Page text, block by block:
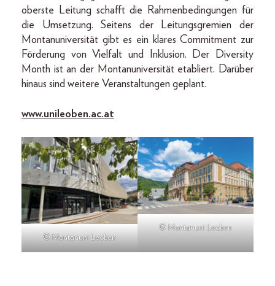
oberste Leitung schafft die Rahmenbedingungen für
die Umsetzung. Seitens der Leitungsgremien der
Montanuniversität gibt es ein klares Commitment zur
Förderung von Vielfalt und Inklusion. Der Diversity
Month ist an der Montanuniversität etabliert. Darüber
hinaus sind weitere Veranstaltungen geplant.
www.unileoben.ac.at
© Montanuni Leoben
© Montanuni Leoben